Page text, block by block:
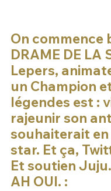
On commence
DRAME DE LA
Lepers,
un Champion
légendes est :
rajeunir son
souhaiterait
star. Et ça,
Et soutien
AH OUI. :